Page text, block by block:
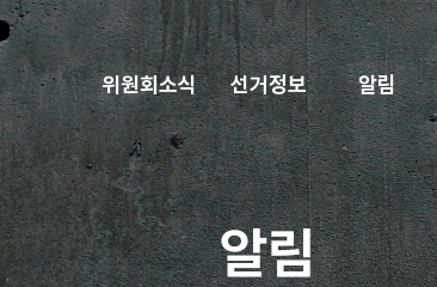
위원회소식 선거정보 알림
알림